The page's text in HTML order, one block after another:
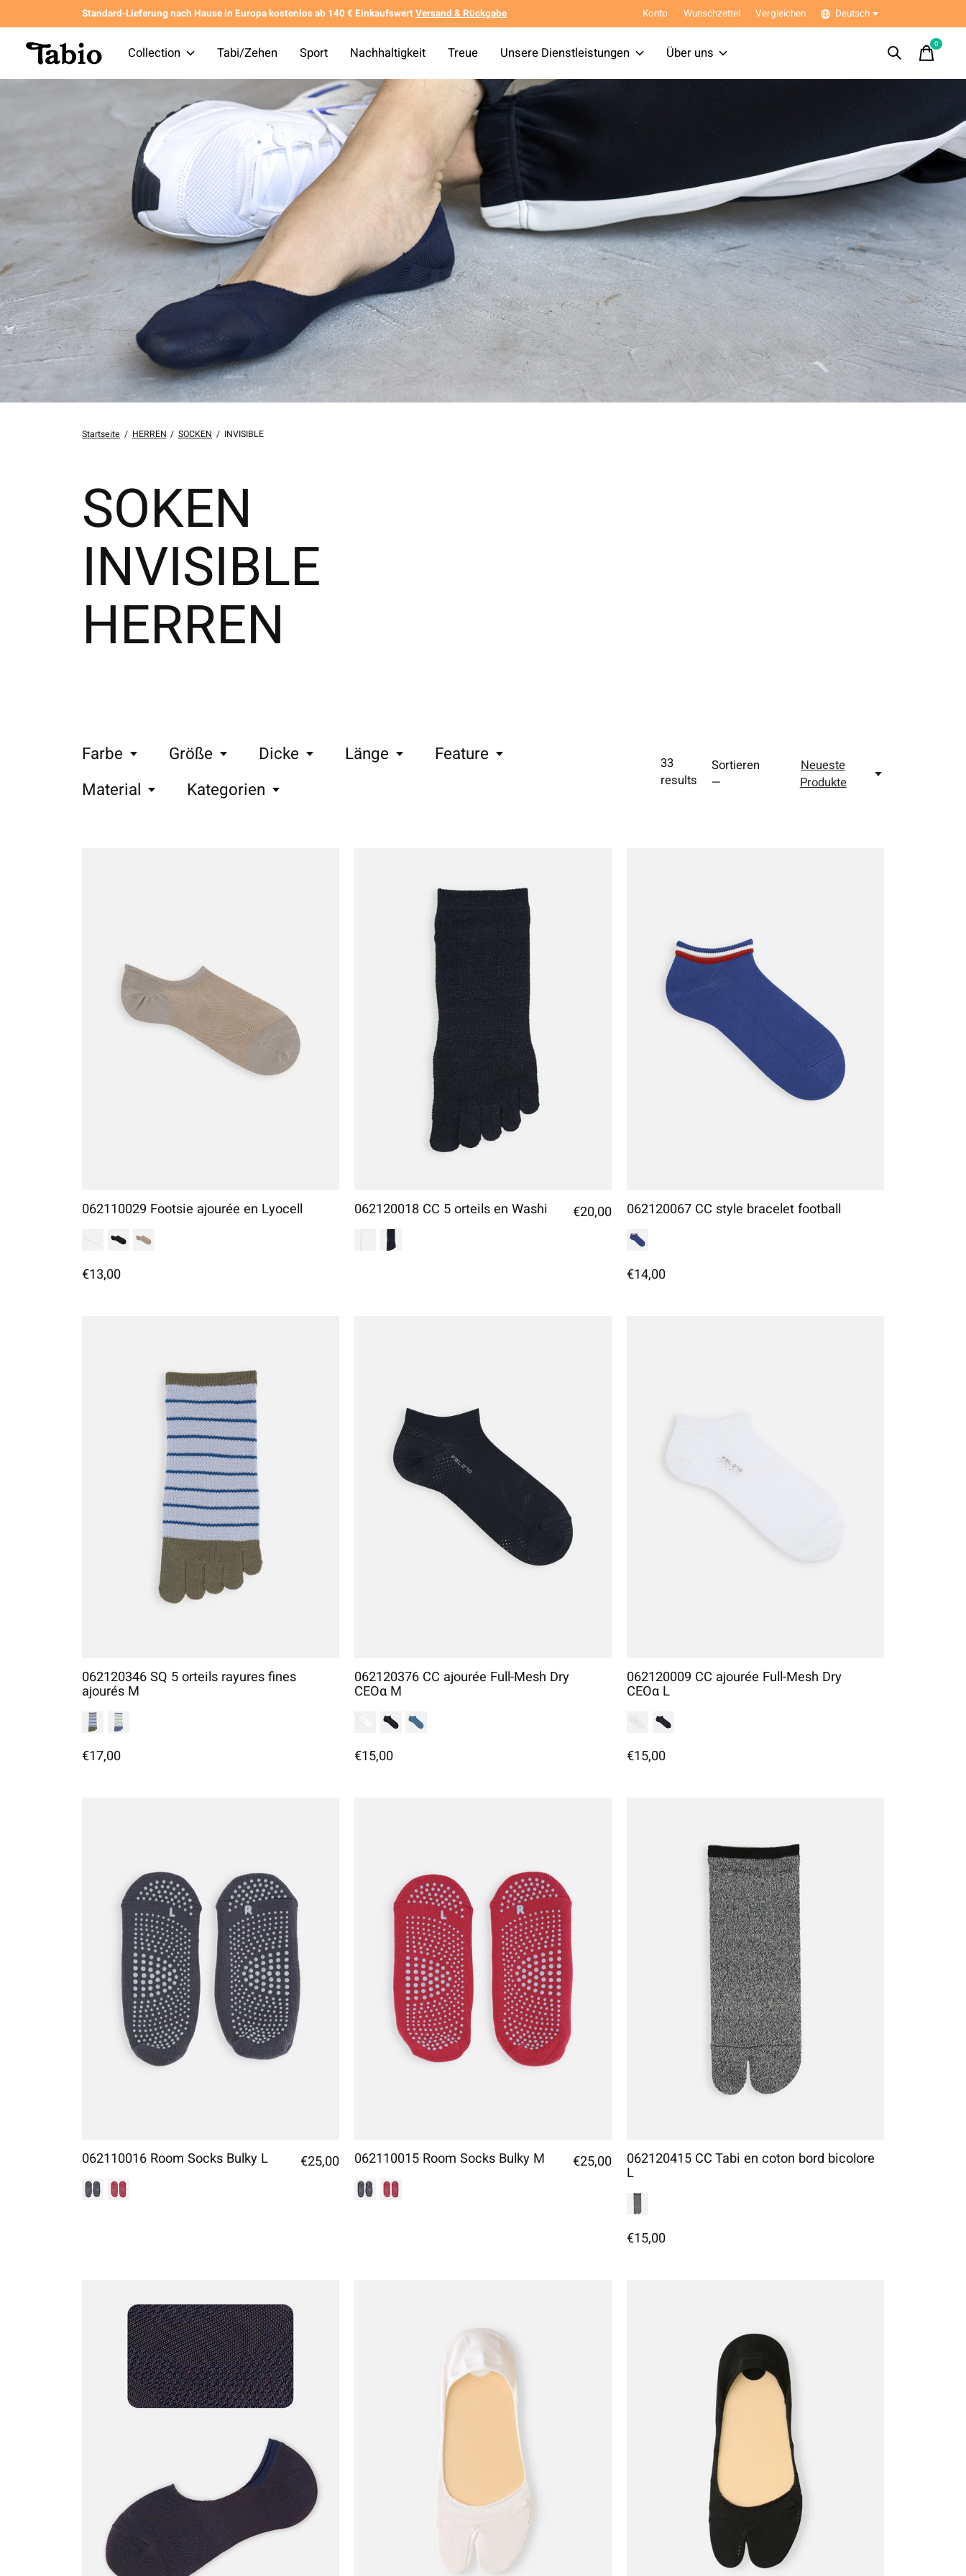
Standard-Lieferung nach Hause in Europa kostenlos ab 140 € EinkaufswertVersand & Rückgabe Konto Wunschzettel Vergleichen Deutsch
Collection Tabi/Zehen Sport Nachhaltigkeit Treue Unsere Dienstleistungen Über uns
0items
Startseite / HERREN / SOCKEN / INVISIBLE
SOKEN
INVISIBLE
HERREN
Farbe Größe Dicke Länge
Feature
Material
Kategorien
33
results
Sortieren
—
Neueste
Produkte
062110029 Footsie ajourée en Lyocell
€13,00
062120018 CC 5 orteils en Washi €20,00 062120067 CC style bracelet football
€14,00
062120346 SQ 5 orteils rayures fines
ajourés M
€17,00
062120376 CC ajourée Full-Mesh Dry
CEOα M
€15,00
062120009 CC ajourée Full-Mesh Dry
CEOα L
€15,00
062110016 Room Socks Bulky L €25,00 062110015 Room Socks Bulky M €25,00 062120415 CC Tabi en coton bord bicolore
L
€15,00